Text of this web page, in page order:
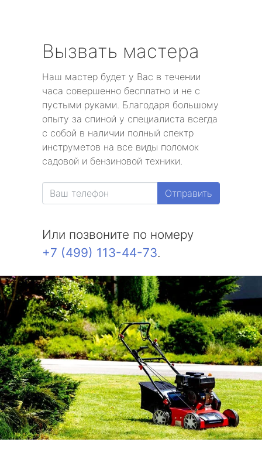
метро Волоколамская
метро Волгоградский проспект
метро Бабушкинская
метро Бульвар Дмитрия Донского
метро Белорусская
метро Красносельская
метро Беляево
метро Бибирево
метро Водный стадион
метро Курская
метро Комсомольская
метро Жулебино
Вызвать мастера
Наш мастер будет у Вас в течении
часа совершенно бесплатно и не с
пустыми руками. Благодаря большому
опыту за спиной у специалиста всегда
с собой в наличии полный спектр
инструметов на все виды поломок
садовой и бензиновой техники.
Отправить
Или позвоните по номеру
+7 (499) 113-44-73.